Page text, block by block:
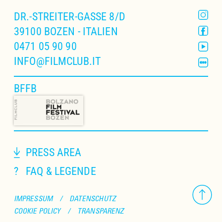
Zusätzlich gibt es für Sie einen Gutschein für
eine unentgeltliche Theateraufführung nach
freier Wahl bei den Vereinigten Bühnen
Bozen in der laufenden Spielzeit. Zu Ihrem
Geburtstag laden wir Sie schon jetzt zu
einem Kinobesuch in den FILMCLUB ein.
DR.-STREITER-GASSE 8/D
39100 BOZEN - ITALIEN
0471 05 90 90
INFO@FILMCLUB.IT
BFFB
PRESS AREA
?
FAQ & LEGENDE
IMPRESSUM /
DATENSCHUTZ
COOKIE POLICY
/ TRANSPARENZ